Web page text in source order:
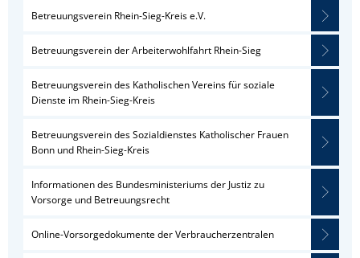
Betreuungsverein Rhein-Sieg-Kreis e.V.
Betreuungsverein der Arbeiterwohlfahrt Rhein-Sieg
Betreuungsverein des Katholischen Vereins für soziale
Dienste im Rhein-Sieg-Kreis
Betreuungsverein des Sozialdienstes Katholischer Frauen
Bonn und Rhein-Sieg-Kreis
Informationen des Bundesministeriums der Justiz zu
Vorsorge und Betreuungsrecht
Online-Vorsorgedokumente der Verbraucherzentralen